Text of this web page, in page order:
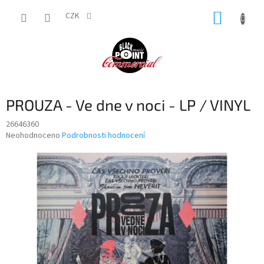
CZK
PROUZA - Ve dne v noci - LP / VINYL
26646360
Průměrné
produktu
hvězdiček.
Neohodnoceno Podrobnosti hodnocení